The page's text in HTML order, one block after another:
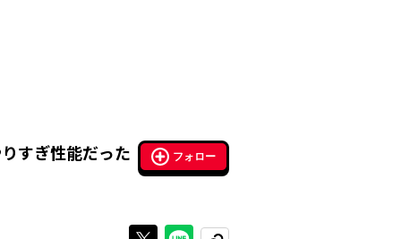
すぎ性能だった
フォロー
Xで投稿するラインでシェアする